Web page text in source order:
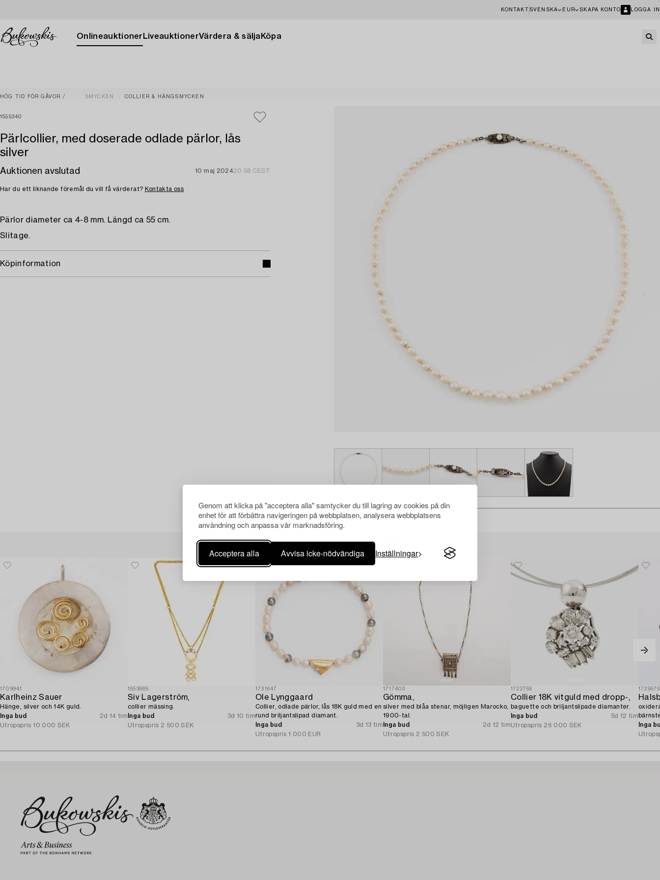
Genom att klicka på "acceptera alla" samtycker du till lagring av cookies på din
enhet för att förbättra navigeringen på webbplatsen, analysera webbplatsens
användning och anpassa vår marknadsföring.
Acceptera alla Avvisa icke-nödvändiga Inställningar
KONTAKT SVENSKA EUR SKAPA KONTO LOGGA IN
Onlineauktioner LiveauktionerVärdera & sälja Köpa
HÖG TID FÖR GÅVOR SMYCKEN COLLIER & HÄNGSMYCKEN
1555340
Pärlcollier, med doserade odlade pärlor, lås
silver
Auktionen avslutad 10 maj 202420:58 CEST
Har du ett liknande föremål du vill få värderat? Kontakta oss
Pärlor diameter ca 4-8 mm. Längd ca 55 cm.
Slitage.
Köpinformation
Andra har även tittat på
1709941
Karlheinz Sauer
Hänge, silver och 14K guld.
Inga bud
2d 14 tim
Utropspris 10 000 SEK
1553685
Siv Lagerström,
collier mässing.
Inga bud
3d 10 tim
Utropspris 2 500 SEK
1731647
Ole Lynggaard
Collier, odlade pärlor, lås 18K guld med en
rund briljantslipad diamant.
Inga bud
3d 13 tim
Utropspris 1 000 EUR
1717403
Gömma,
silver med blåa stenar, möjligen Marocko,
1900-tal.
Inga bud
2d 12 tim
Utropspris 2 500 SEK
1722766
Collier 18K vitguld med dropp-,
baguette och briljantslipade diamanter.
Inga bud
5d 12 tim
Utropspris 26 000 SEK
1729679
Inga